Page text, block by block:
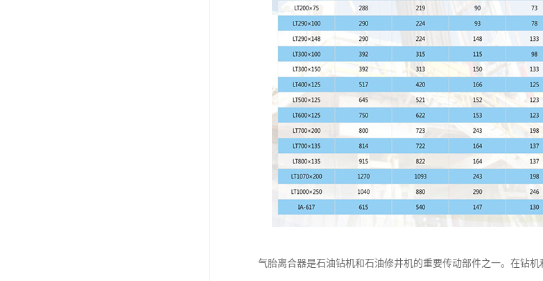
气胎离合器是石油钻机和石油修井机的重要传动部件之一。在钻